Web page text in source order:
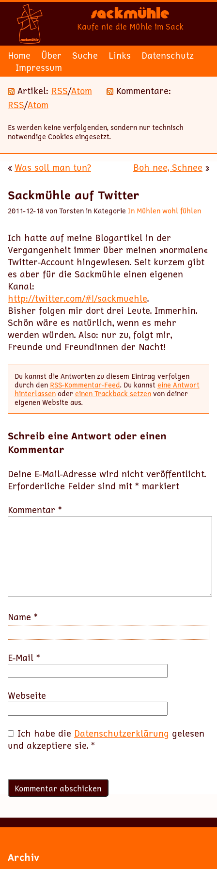
Sackmühle
Kaufe nie die Mühle im Sack
Home Über Suche Links
Datenschutz
Impressum
Artikel: RSS/Atom
Kommentare:
RSS/Atom
Es werden keine verfolgenden, sondern nur technisch
notwendige Cookies eingesetzt.
«Was soll man tun? Boh nee, Schnee »
Sackmühle auf Twitter
2011-12-18 von Torsten in Kategorie In Mühlen wohl fühlen
Ich hatte auf meine Blogartikel in der
Vergangenheit immer über meinen »normalen«
Twitter-Account hingewiesen. Seit kurzem gibt
es aber für die Sackmühle einen eigenen
Kanal:
http://twitter.com/#!/sackmuehle.
Bisher folgen mir dort drei Leute. Immerhin.
Schön wäre es natürlich, wenn es mehr
werden würden. Also: nur zu, folgt mir,
Freunde und Freundinnen der Nacht!
Du kannst die Antworten zu diesem Eintrag verfolgen
durch den RSS-Kommentar-Feed. Du kannsteine Antwort
hinterlassenodereinen Trackback setzenvon deiner
eigenen Website aus.
Schreib eine Antwort oder einen
Kommentar
Deine E-Mail-Adresse wird nicht veröffentlicht.
Erforderliche Felder sind mit * markiert
Kommentar *
Name *
E-Mail *
Webseite
Ich habe die Datenschutzerklärung gelesen
und akzeptiere sie. *
Archiv